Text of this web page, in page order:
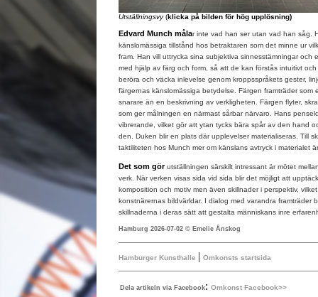
Utställningsvy(klicka på bilden för hög upplösning)
Edvard Munch målar inte vad han ser utan vad han såg.
känslomässiga tillstånd hos betraktaren som det minne ur
fram. Han vill uttrycka sina subjektiva sinnesstämningar och
med hjälp av färg och form, så att de kan förstås intuitivt
beröra och väcka inlevelse genom kroppsspråkets gester,
färgernas känslomässiga betydelse. Färgen framträder som
snarare än en beskrivning av verkligheten. Färgen flyter,
som ger målningen en närmast sårbar närvaro. Hans
vibrerande, vilket gör att ytan tycks bära spår av den hand
den. Duken blir en plats där upplevelser materialiseras. Till
taktiliteten hos Munch mer om känslans avtryck i materialet
Det som görutställningen särskilt intressant är mötet
verk. När verken visas sida vid sida blir det möjligt att
komposition och motiv men även skillnader i perspektiv,
konstnärernas bildvärldar. I dialog med varandra framträder
skillnaderna i deras sätt att gestalta människans inre
Hamburg 2026-07-02 © Emelie Ånskog
Hamburger Kunsthalle | Omkonsts startsida
Dela artikeln via Facebook: Omkonst Facebook>>